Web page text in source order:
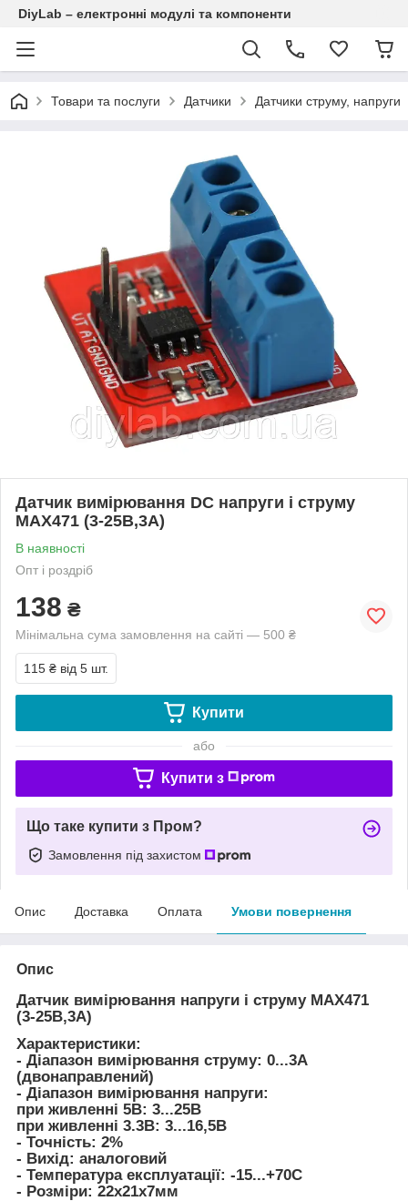
DiyLab – електронні модулі та компоненти
Товари та послуги Датчики Датчики струму, напруги
Датчик вимірювання DC напруги і струму
MAX471 (3-25В,3А)
В наявності
Опт і роздріб
138 ₴
Мінімальна сума замовлення на сайті — 500 ₴
115 ₴ від 5 шт.
Купити
або
Купити з
Що таке купити з Пром?
Замовлення під захистом
Опис Доставка Оплата Умови повернення
Опис
Датчик вимірювання напруги і струму MAX471
(3-25В,3А)
Характеристики:
- Діапазон вимірювання струму: 0...3А
(двонаправлений)
- Діапазон вимірювання напруги:
при живленні 5В: 3...25В
при живленні 3.3В: 3...16,5В
- Точність: 2%
- Вихід: аналоговий
- Температура експлуатації: -15...+70С
- Розміри: 22х21х7мм